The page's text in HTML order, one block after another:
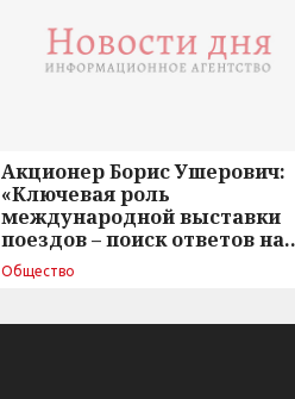
Акционер Борис Ушерович:
«Ключевая роль
международной выставки
поездов – поиск ответов на
вызовы времени»
Общество